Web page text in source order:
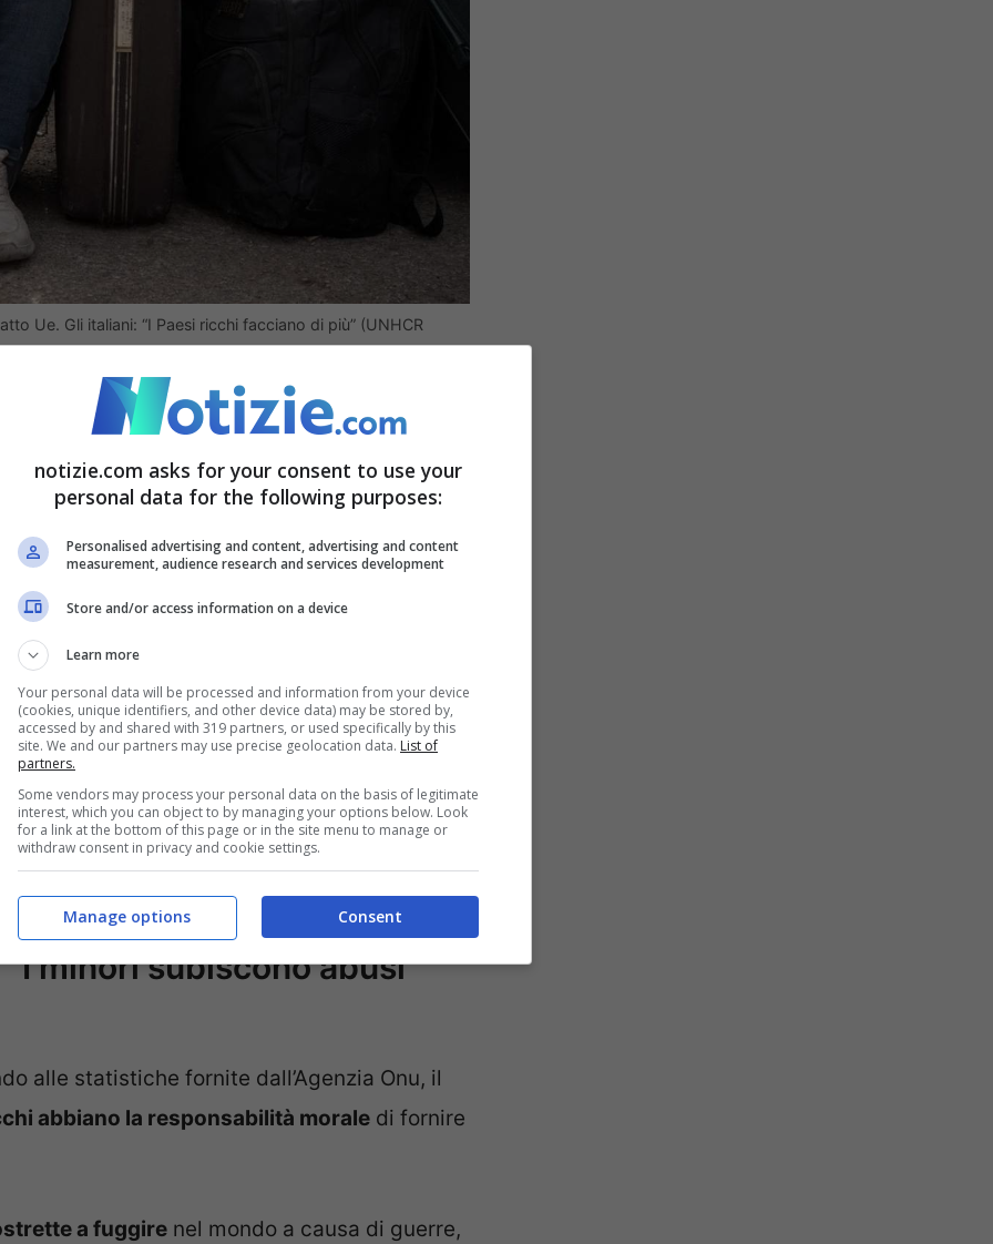
Ue. Gli italiani: “I Paesi ricchi facciano di più” (UNHCR
Sos Humanity, United4Rescue, Sea-Watch e
di operazioni salvavita. E chiesto “ la fine
salvataggio”. Stando a quanto diffuso dalle
o contribuito al salvataggio di 175.595
e la stessa Ue danno priorità alla
invece rispettare “la protezione” e
che ha portato alladetenzione
società civile, ci siamo rifiutati di accettare
centrale venissero lasciati morire per il
Mirka Schäfer, portavoce di Sos Humanity.
minori subiscono abusi
alle statistiche fornite dall’Agenzia Onu, il
abbiano la responsabilità morale di fornire
a fuggire nel mondo a causa di guerre,
notizie.com asks for your consent to use your
personal data for the following purposes:
Personalised advertising and content, advertising and content
measurement, audience research and services development
Store and/or access information on a device
Learn more
Your personal data will be processed and information from your device
(cookies, unique identifiers, and other device data) may be stored by,
accessed by and shared with 319 partners, or used specifically by this
site. We and our partners may use precise geolocation data. List of
partners.
Some vendors may process your personal data on the basis of legitimate
interest, which you can object to by managing your options below. Look
for a link at the bottom of this page or in the site menu to manage or
withdraw consent in privacy and cookie settings.
Consent
Manage options